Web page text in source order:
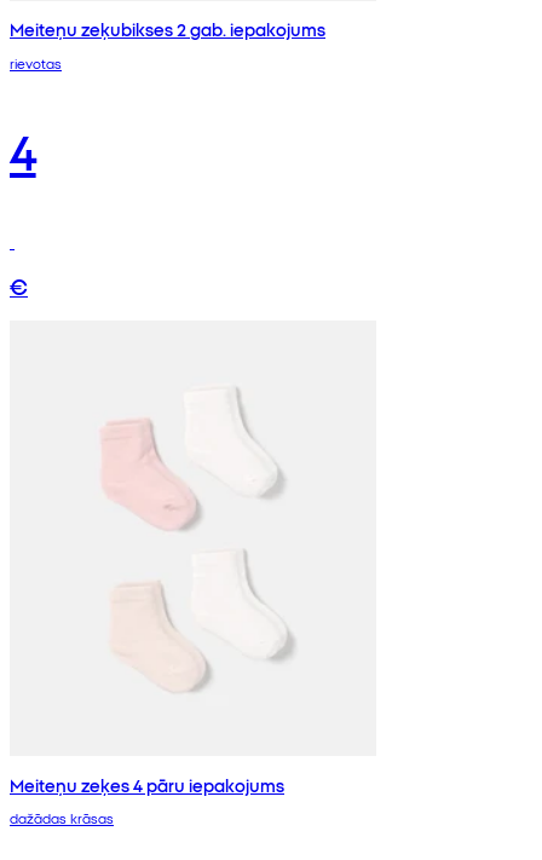
Meiteņu zeķubikses 2 gab. iepakojums
rievotas
4
€
Meiteņu zeķes 4 pāru iepakojums
dažādas krāsas